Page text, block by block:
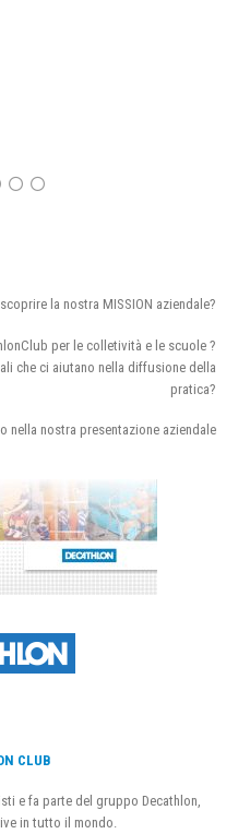
la nostra MISSION aziendale?
per le colletività e le scuole ?
che ci aiutano nella diffusione della
pratica?
nella nostra presentazione aziendale
CLUB
e fa parte del gruppo Decathlon,
in tutto il mondo.